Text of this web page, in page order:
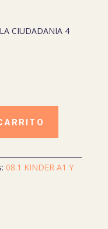
CIUDADANIA 4
08.1 KINDER A1 Y